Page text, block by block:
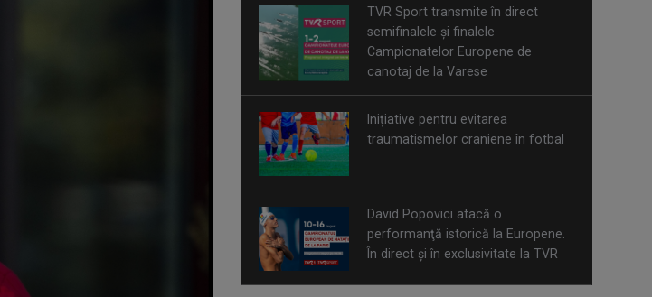
TVR Sport transmite în direct
semifinalele și finalele
Campionatelor Europene de
canotaj de la Varese
Inițiative pentru evitarea
traumatismelor craniene în fotbal
David Popovici atacă o
performanţă istorică la Europene.
În direct şi în exclusivitate la TVR